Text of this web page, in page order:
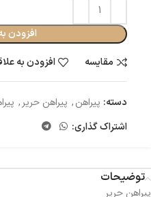
افزودن
مقایسه
افزودن به
دسته: پیراهن, پیراهن حریر ,
اشتراک گذاری:
توضیحات
پیراهن حریر